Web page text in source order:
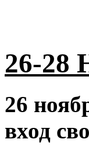
26-
26
вход